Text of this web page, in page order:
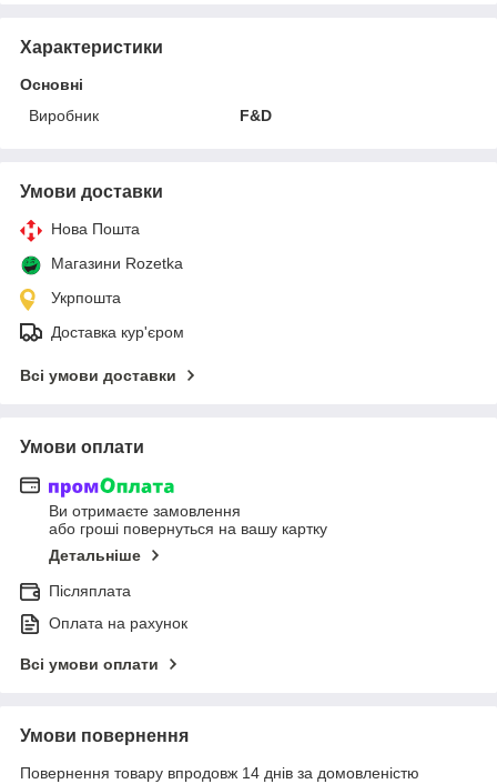
Характеристики
Основні
Виробник
F&D
Умови доставки
Нова Пошта
Магазини Rozetka
Укрпошта
Доставка кур'єром
Всі умови доставки
Умови оплати
Ви отримаєте замовлення
або гроші повернуться на вашу картку
Детальніше
Післяплата
Оплата на рахунок
Всі умови оплати
Умови повернення
Повернення товару впродовж 14 днів за домовленістю